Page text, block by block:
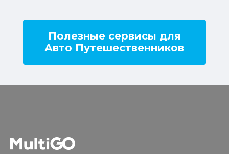
Полезные сервисы для
Авто Путешественников